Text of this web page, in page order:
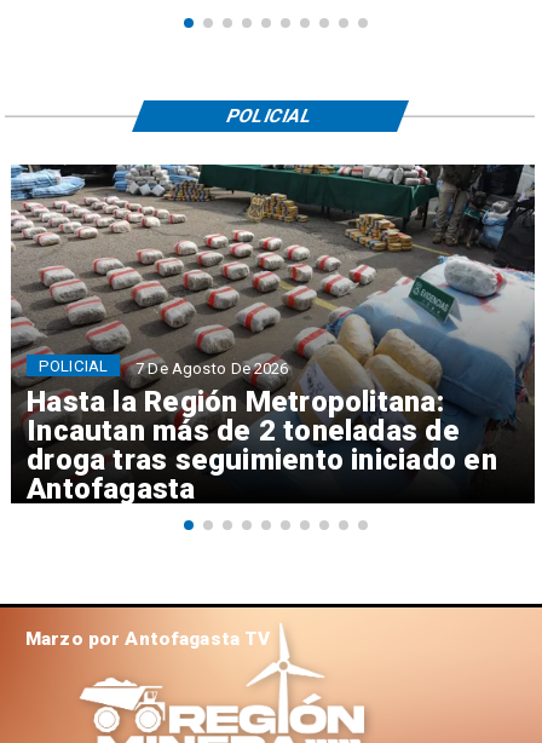
Hasta la Región Metropolitana:
Incautan más de 2 toneladas de
droga tras seguimiento iniciado en
Antofagasta
POLICIAL 7 De Agosto De 2026
POLICIAL
Marzo por Antofagasta TV